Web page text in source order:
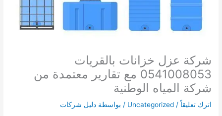
شركة عزل خزانات بالقريات
0541008053 مع تقارير معتمدة من
شركة المياه الوطنية
اترك تعليقاً /
Uncategorized / بواسطة دليل شركات